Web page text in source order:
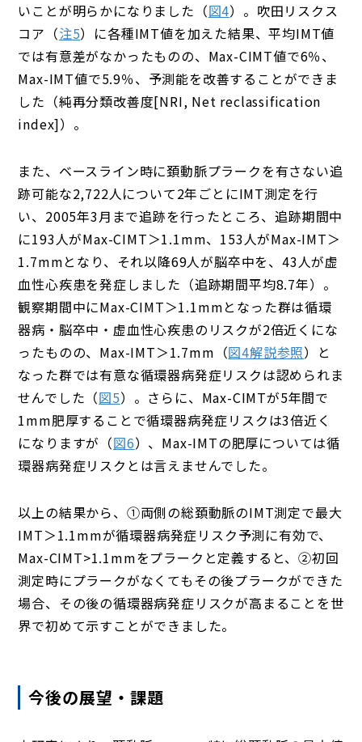
いことが明らかになりました（図4）。吹田リスクス
コア（注5）に各種IMT値を加えた結果、平均IMT値
では有意差がなかったものの、Max-CIMT値で6％、
Max-IMT値で5.9％、予測能を改善することができま
した（純再分類改善度[NRI, Net reclassification
index]）。
また、ベースライン時に頚動脈プラークを有さない追
跡可能な2,722人について2年ごとにIMT測定を行
い、2005年3月まで追跡を行ったところ、追跡期間中
に193人がMax-CIMT＞1.1mm、153人がMax-IMT＞
1.7mmとなり、それ以降69人が脳卒中を、43人が虚
血性心疾患を発症しました（追跡期間平均8.7年）。
観察期間中にMax-CIMT＞1.1mmとなった群は循環
器病・脳卒中・虚血性心疾患のリスクが2倍近くにな
ったものの、Max-IMT＞1.7mm（図4解説参照）と
なった群では有意な循環器病発症リスクは認められま
せんでした（図5）。さらに、Max-CIMTが5年間で
1mm肥厚することで循環器病発症リスクは3倍近く
になりますが（図6）、Max-IMTの肥厚については循
環器病発症リスクとは言えませんでした。
以上の結果から、①両側の総頚動脈のIMT測定で最大
IMT＞1.1mmが循環器病発症リスク予測に有効で、
Max-CIMT>1.1mmをプラークと定義すると、②初回
測定時にプラークがなくてもその後プラークができた
場合、その後の循環器病発症リスクが高まることを世
界で初めて示すことができました。
今後の展望・課題